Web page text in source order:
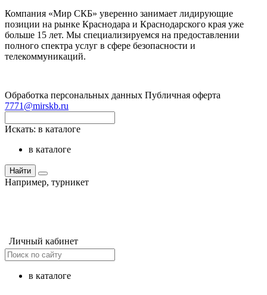
Компания «Мир СКБ» уверенно занимает лидирующие
позиции на рынке Краснодара и Краснодарского края уже
больше 15 лет. Мы специализируемся на предоставлении
полного спектра услуг в сфере безопасности и
телекоммуникаций.
Обработка персональных данных Публичная оферта
7771@mirskb.ru
Искать: в каталоге
в каталоге
Найти
Например, турникет
Личный кабинет
в каталоге